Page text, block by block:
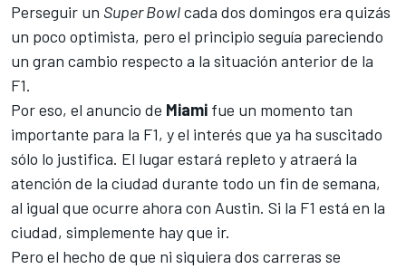
Perseguir un Super Bowlcada dos domingos era quizás
un poco optimista, pero el principio seguía pareciendo
un gran cambio respecto a la situación anterior de la
F1.
Por eso, el anuncio de Miami fue un momento tan
importante para la F1, y el interés que ya ha suscitado
sólo lo justifica. El lugar estará repleto y atraerá la
atención de la ciudad durante todo un fin de semana,
al igual que ocurre ahora con Austin. Si la F1 está en la
ciudad, simplemente hay que ir.
Pero el hecho de que ni siquiera dos carreras se